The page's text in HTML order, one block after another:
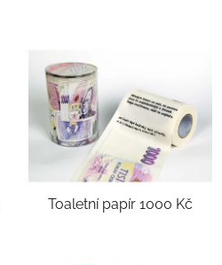
Toaletní papír 1000 Kč